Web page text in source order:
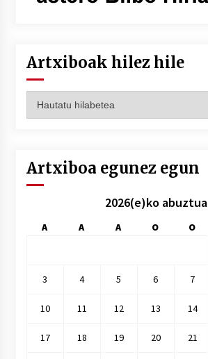
Artxiboak hilez hile
hilez
Artxiboa egunez egun
2026(e)ko abuztua
A A A O O
3 4 5 6 7
10 11 12 13 14
17 18 19 20 21